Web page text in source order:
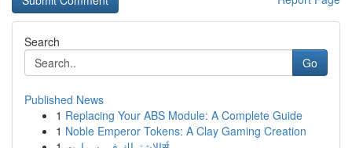
Search
Go
Published News
1 Replacing Your ABS Module: A Complete Guide
1 Noble Emperor Tokens: A Clay Gaming Creation